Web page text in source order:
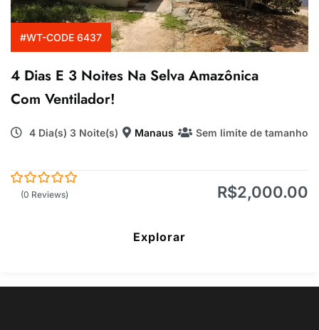
#WT-CODE 6437
4 Dias E 3 Noites Na Selva Amazônica
Com Ventilador!
4 Dia(s) 3 Noite(s) Manaus Sem limite de tamanho
R$2,000.00
(0 Reviews)
Explorar